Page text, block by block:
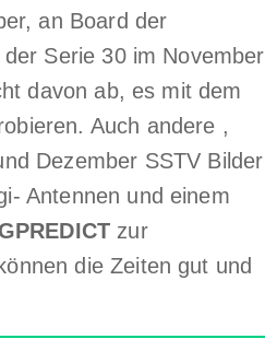
an Board der
Serie 30 im November
davon ab, es mit dem
Auch andere ,
Dezember SSTV Bilder
Antennen und einem
GPREDICT zur
die Zeiten gut und